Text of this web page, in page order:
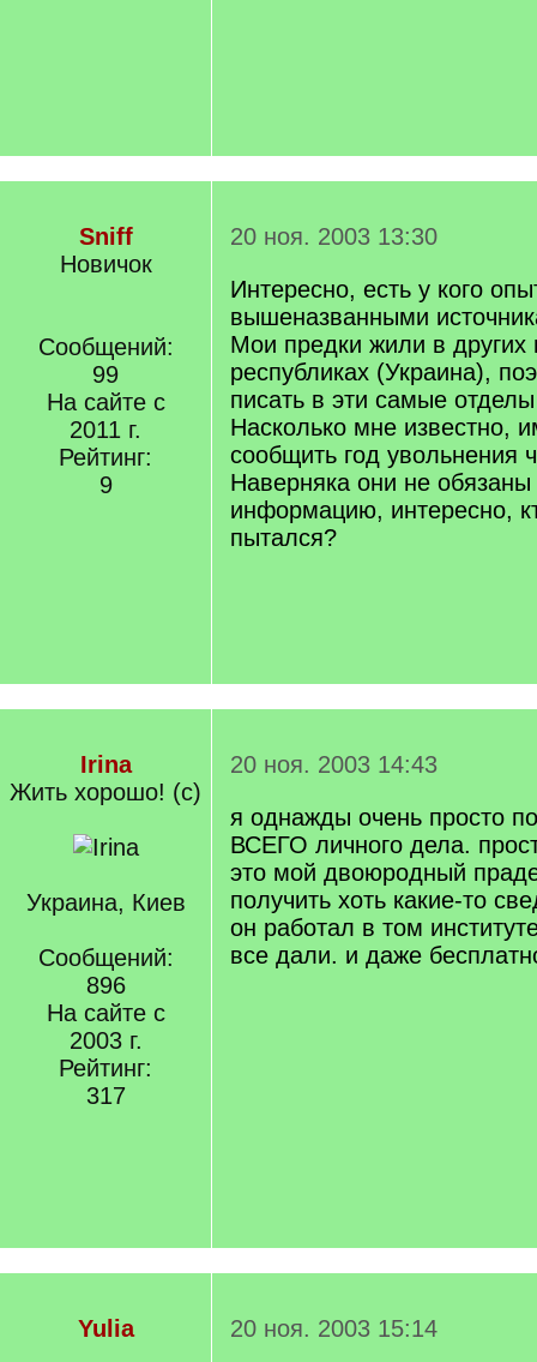
Sniff
Новичок
Сообщений:
99
На сайте с
2011 г.
Рейтинг:
9
20 ноя. 2003 13:30
Интересно, есть у кого
вышеназванными
Мои предки жили в других
республиках (Украина),
писать в эти самые
Насколько мне известно,
сообщить год увольнения
Наверняка они не обязаны
информацию, интересно,
пытался?
Irina
Жить хорошо! (с)
Украина, Киев
Сообщений:
896
На сайте с
2003 г.
Рейтинг:
317
20 ноя. 2003 14:43
я однажды очень просто
ВСЕГО личного дела.
это мой двоюродный
получить хоть какие-то
он работал в том
все дали. и даже
Yulia
20 ноя. 2003 15:14